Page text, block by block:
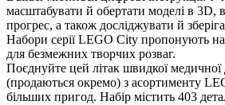
масштабувати й обертати моделі в 3D,
прогрес, а також досліджувати й
Набори серії LEGO City пропонують
для безмежних творчих розваг.
Поєднуйте цей літак швидкої
(продаються окремо) з асортименту
ільших пригод. Набір містить 403